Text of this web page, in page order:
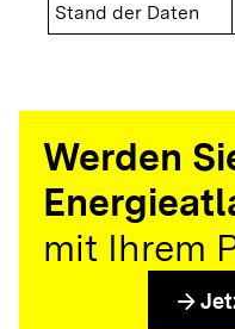
Stand der Daten
Werden
mit Ihrem
arrow_forward